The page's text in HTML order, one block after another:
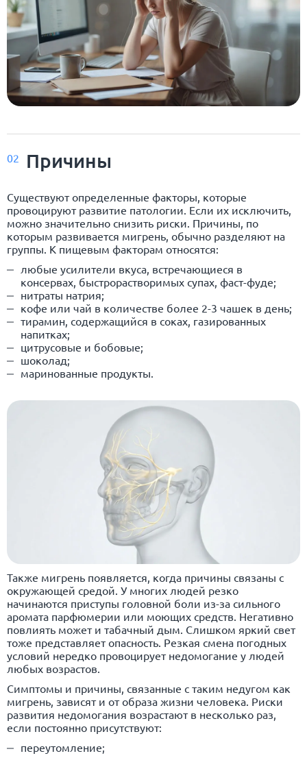
02 Причины
Существуют определенные факторы, которые
провоцируют развитие патологии. Если их исключить,
можно значительно снизить риски. Причины, по
которым развивается мигрень, обычно разделяют на
группы. К пищевым факторам относятся:
любые усилители вкуса, встречающиеся в
консервах, быстрорастворимых супах, фаст-фуде;
нитраты натрия;
кофе или чай в количестве более 2-3 чашек в день;
тирамин, содержащийся в соках, газированных
напитках;
цитрусовые и бобовые;
шоколад;
маринованные продукты.
Также мигрень появляется, когда причины связаны с
окружающей средой. У многих людей резко
начинаются приступы головной боли из-за сильного
аромата парфюмерии или моющих средств. Негативно
повлиять может и табачный дым. Слишком яркий свет
тоже представляет опасность. Резкая смена погодных
условий нередко провоцирует недомогание у людей
любых возрастов.
Симптомы и причины, связанные с таким недугом как
мигрень, зависят и от образа жизни человека. Риски
развития недомогания возрастают в несколько раз,
если постоянно присутствуют:
переутомление;